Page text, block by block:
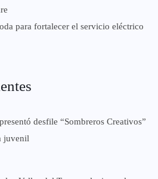
para fortalecer el servicio eléctrico
desfile “Sombreros Creativos”
juvenil